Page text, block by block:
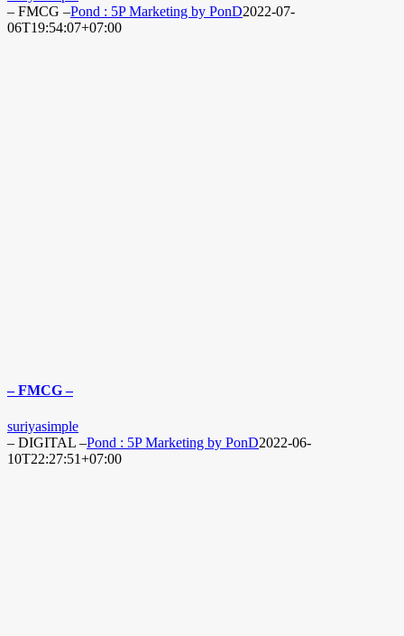
– FMCG –Pond : 5P Marketing by PonD2022-07-
06T19:54:07+07:00
– FMCG –
suriyasimple
– DIGITAL –Pond : 5P Marketing by PonD2022-06-
10T22:27:51+07:00